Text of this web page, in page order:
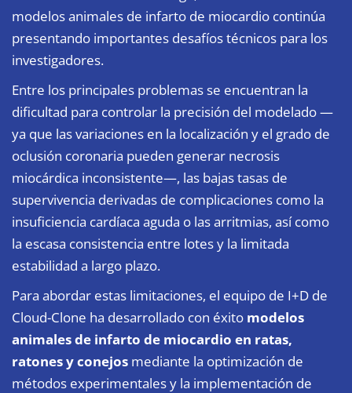
modelos animales de infarto de miocardio continúa
presentando importantes desafíos técnicos para los
investigadores.
Entre los principales problemas se encuentran la
dificultad para controlar la precisión del modelado —
ya que las variaciones en la localización y el grado de
oclusión coronaria pueden generar necrosis
miocárdica inconsistente—, las bajas tasas de
supervivencia derivadas de complicaciones como la
insuficiencia cardíaca aguda o las arritmias, así como
la escasa consistencia entre lotes y la limitada
estabilidad a largo plazo.
Para abordar estas limitaciones, el equipo de I+D de
Cloud-Clone ha desarrollado con éxito modelos
animales de infarto de miocardio en ratas,
ratones y conejos mediante la optimización de
métodos experimentales y la implementación de